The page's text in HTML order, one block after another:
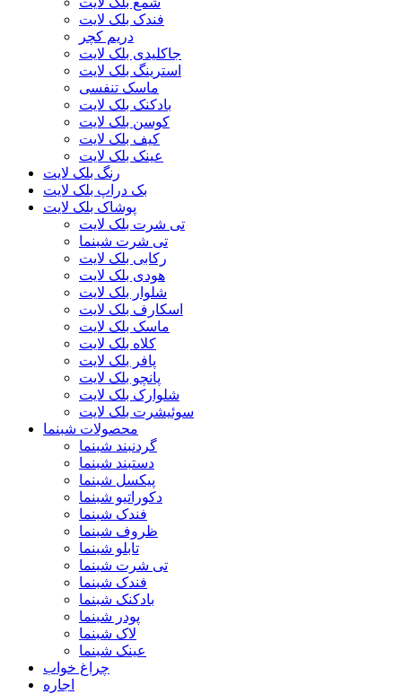
فندک بلک لایت
دریم کچر
جاکلیدی بلک لایت
استرینگ بلک لایت
ماسک تنفسی
بادکنک بلک لایت
کوسن بلک لایت
کیف بلک لایت
عینک بلک لایت
رنگ بلک لایت
بک دراپ بلک لایت
پوشاک بلک لایت
تی شرت بلک لایت
تی شرت شبنما
رکابی بلک لایت
هودی بلک لایت
شلوار بلک لایت
اسکارف بلک لایت
ماسک بلک لایت
کلاه بلک لایت
پافر بلک لایت
پانچو بلک لایت
شلوارک بلک لایت
سوئیشرت بلک لایت
محصولات شبنما
گردنبند شبنما
دستبند شبنما
پیکسل شبنما
دکوراتیو شبنما
فندک شبنما
ظروف شبنما
تابلو شبنما
تی شرت شبنما
فندک شبنما
بادکنک شبنما
پودر شبنما
لاک شبنما
عینک شبنما
چراغ خواب
اجاره